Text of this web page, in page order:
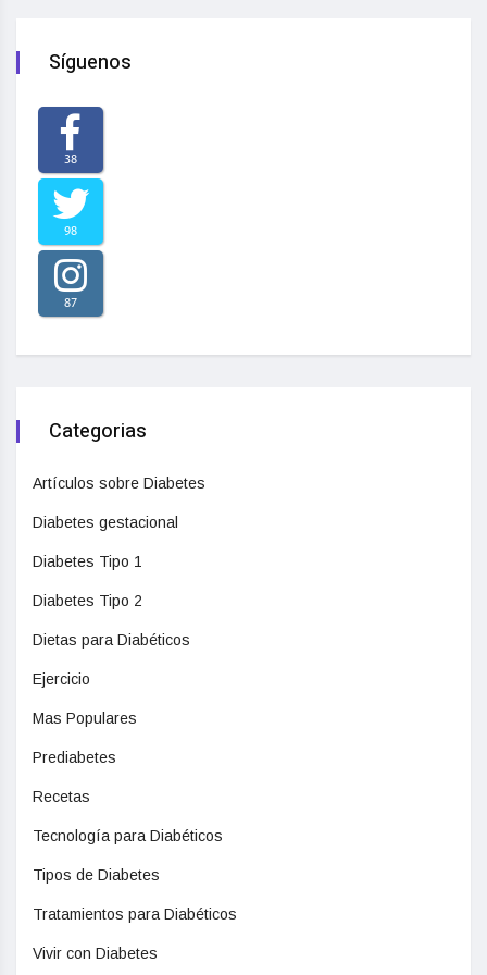
Síguenos
38
98
87
Categorias
Artículos sobre Diabetes
Diabetes gestacional
Diabetes Tipo 1
Diabetes Tipo 2
Dietas para Diabéticos
Ejercicio
Mas Populares
Prediabetes
Recetas
Tecnología para Diabéticos
Tipos de Diabetes
Tratamientos para Diabéticos
Vivir con Diabetes